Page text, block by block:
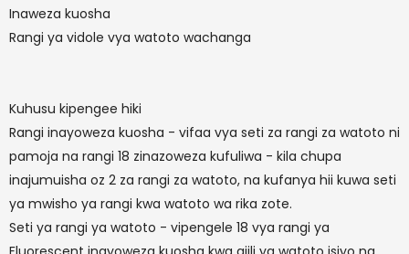
Inaweza kuosha
Rangi ya vidole vya watoto wachanga
Kuhusu kipengee hiki
Rangi inayoweza kuosha - vifaa vya seti za rangi za watoto ni
pamoja na rangi 18 zinazoweza kufuliwa - kila chupa
inajumuisha oz 2 za rangi za watoto, na kufanya hii kuwa seti
ya mwisho ya rangi kwa watoto wa rika zote.
Seti ya rangi ya watoto - vipengele 18 vya rangi ya